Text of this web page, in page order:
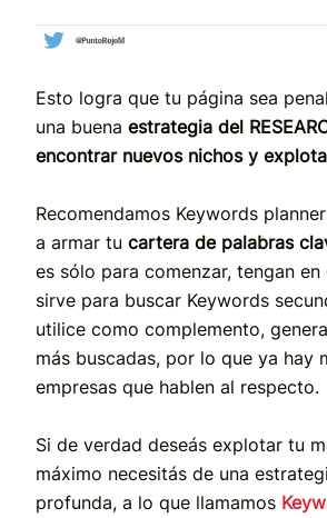
Esto logra que tu página sea
una buena estrategia del
encontrar nuevos nichos y
Recomendamos Keywords
a armar tu cartera de palabras
es sólo para comenzar, tengan
sirve para buscar Keywords
utilice como complemento,
más buscadas, por lo que ya hay
empresas que hablen al respecto.
Si de verdad deseás explotar tu
máximo necesitás de una
profunda, a lo que llamamos